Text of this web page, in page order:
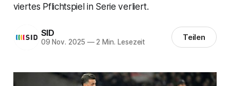
viertes Pflichtspiel in Serie verliert.
SID
09 Nov. 2025 —2 Min. Lesezeit Teilen